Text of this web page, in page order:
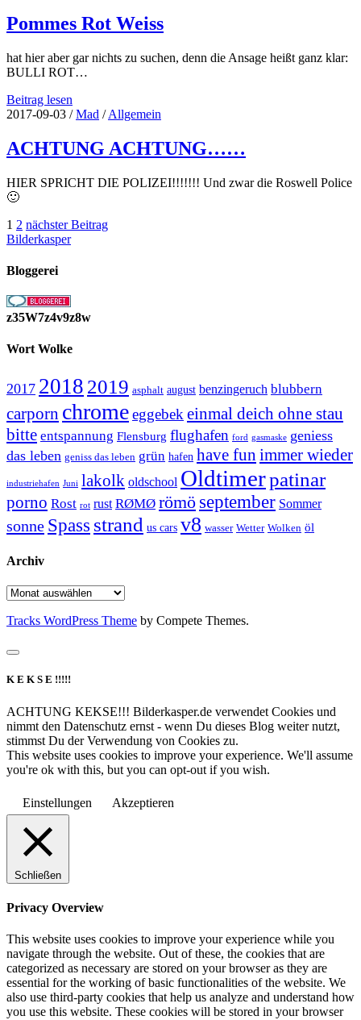
kann
auch
in
gelb
kommen
Pommes Rot Weiss
hat hier aber gar nichts zu suchen, denn die Ansage heißt ganz klar:
BULLI ROT…
Beitrag lesen
Rot
2017-09-03 /Mad /Allgemein
ACHTUNG ACHTUNG……
HIER SPRICHT DIE POLIZEI!!!!!!! Und zwar die Roswell Police
🙂
Seitennummerierung
der
Beiträge
1 2 nächster Beitrag
Bilderkasper
Bloggerei
z35W7z4v9z8w
Wort Wolke
2017 2018 2019 asphalt august benzingeruch blubbern
carporn chromeeggebek einmal deich ohne stau
bitte entspannung Flensburg flughafen ford gasmaske geniess
das leben geniss das leben grün hafen have fun immer wieder
industriehafen Juni lakolk oldschool Oldtimerpatinar
porno Rost rot rust RØMØ römö september Sommer
sonne Spass strand us cars v8 wasser Wetter Wolken öl
Archiv
Archiv
Tracks WordPress Theme by Compete Themes.
K E K S E !!!!!
ACHTUNG KEKSE!!! Bilderkasper.de verwendet Cookies und
nimmt den Datenschutz ernst - wenn Du dieses Blog weiter nutzt,
stimmst Du der Verwendung von Cookies zu.
This website uses cookies to improve your experience. We'll assume
you're ok with this, but you can opt-out if you wish.
Einstellungen Akzeptieren
Schließen
Privacy Overview
This website uses cookies to improve your experience while you
navigate through the website. Out of these, the cookies that are
categorized as necessary are stored on your browser as they are
essential for the working of basic functionalities of the website. We
also use third-party cookies that help us analyze and understand how
you use this website. These cookies will be stored in your browser